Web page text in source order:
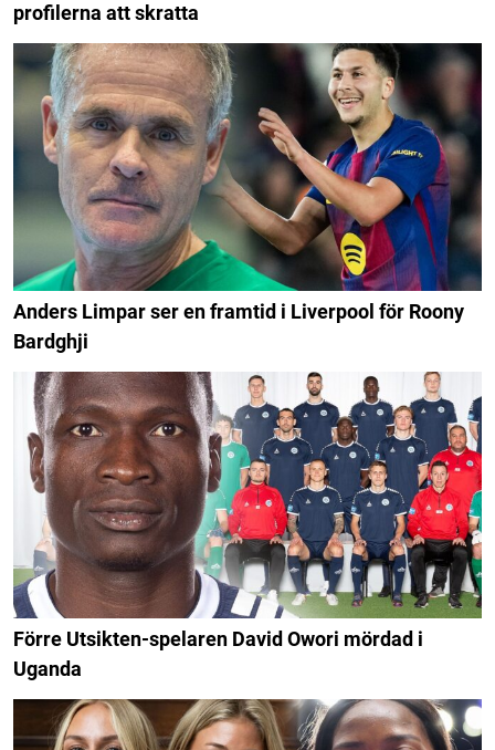
profilerna att skratta
Anders Limpar ser en framtid i Liverpool för Roony
Bardghji
Förre Utsikten-spelaren David Owori mördad i
Uganda